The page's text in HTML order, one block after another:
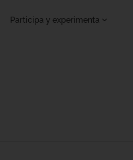
Participa y experimenta